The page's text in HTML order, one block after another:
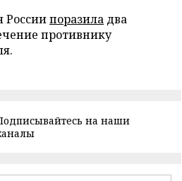
Россиипоразила два
противнику
на наши